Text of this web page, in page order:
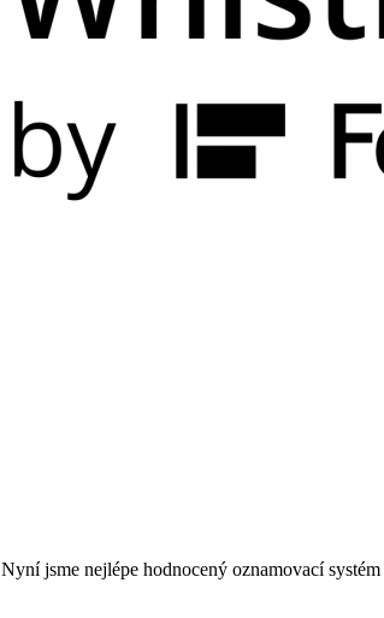
Nyní jsme nejlépe hodnocený oznamovací systém